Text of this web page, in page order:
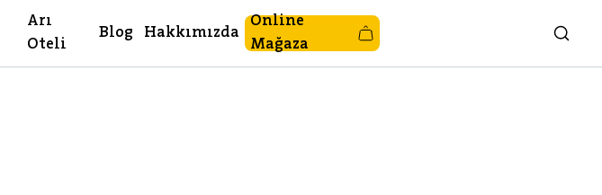
Arı
Oteli
Blog Hakkımızda
Online
Mağaza